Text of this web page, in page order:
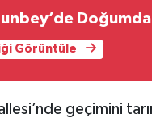
Görüntüle
geçimini